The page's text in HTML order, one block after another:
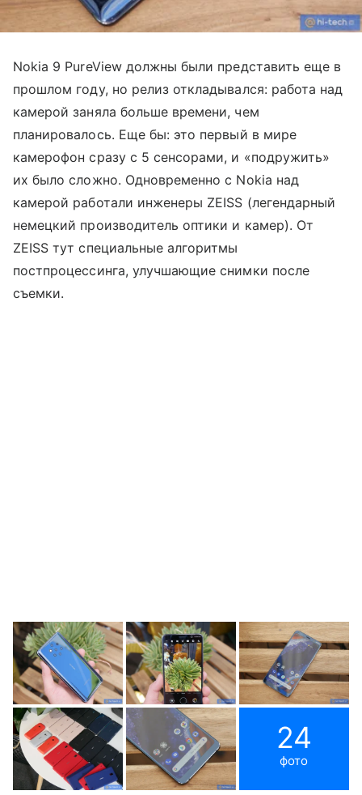
Nokia 9 PureView должны были представить еще в
прошлом году, но релиз откладывался: работа над
камерой заняла больше времени, чем
планировалось. Еще бы: это первый в мире
камерофон сразу с 5 сенсорами, и «подружить»
их было сложно. Одновременно с Nokia над
камерой работали инженеры ZEISS (легендарный
немецкий производитель оптики и камер). От
ZEISS тут специальные алгоритмы
постпроцессинга, улучшающие снимки после
съемки.
24
фото